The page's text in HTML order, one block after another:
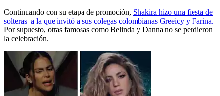
Continuando con su etapa de promoción, Shakira hizo una fiesta de
solteras, a la que invitó a sus colegas colombianas Greeicy y Farina.
Por supuesto, otras famosas como Belinda y Danna no se perdieron
la celebración.